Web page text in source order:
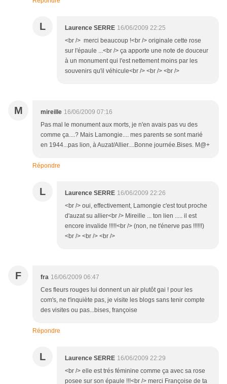
L Laurence SERRE 16/06/2009 22:25
<br /> merci beaucoup !<br /> originale cette rose
sur l'épaule ...<br /> ça apporte une note de douceur
à un monument qui l'est nettement moins par les
souvenirs qu'il véhicule<br /> <br /> <br />
M mireille 16/06/2009 07:16
Pas mal le monument aux morts, je n'en avais pas vu des
comme ça....? Mais Lamongie.... mes parents se sont marié
en 1944...pas lion, à Auzat/Allier....Bonne journée.Bises. M@+
Répondre
L Laurence SERRE 16/06/2009 22:26
<br /> oui, effectivement, Lamongie c'est tout proche
d'auzat su allier<br /> Mireille ... ton lien ..... il est
encore invalide !!!!!<br /> (non, ne t'énerve pas !!!!!!)
<br /> <br /> <br />
F fra 16/06/2009 06:47
Ces fleurs rouges lui donnent un air plutôt gai ! pour les
com's, ne t'inquiète pas, je visite les blogs sans tenir compte
des visites ou pas...bises, françoise
Répondre
L Laurence SERRE 16/06/2009 22:29
<br /> elle est trés féminine comme ça avec sa rose
posee sur son épaule !!!<br /> merci Françoise de ta